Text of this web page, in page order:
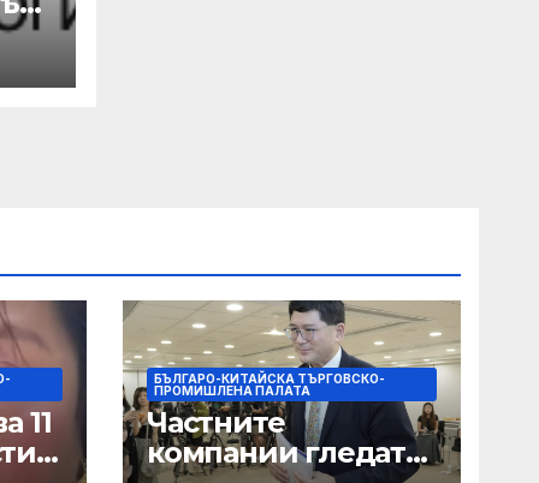
11
БЪЛГАРО-КИТАЙСКА ТЪРГОВСКО-
ПРОМИШЛЕНА ПАЛАТА
Частните
компании гледат